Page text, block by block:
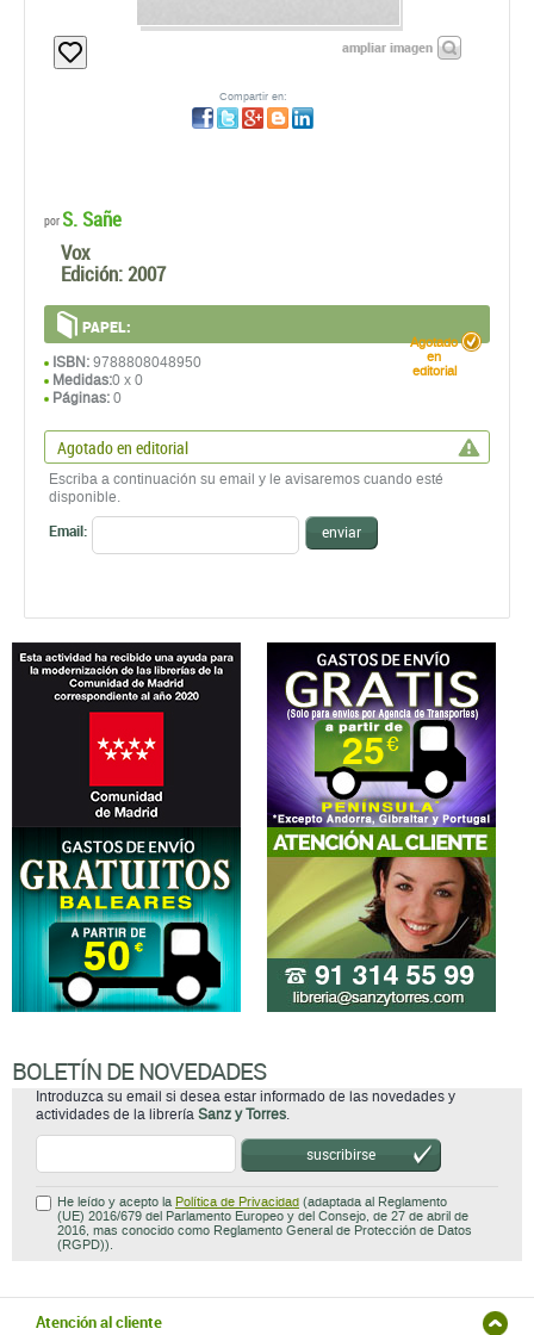
ampliar imagen
Compartir en:
por S. Sañe
Vox
Edición:2007
PAPEL:
ISBN: 9788808048950
Medidas:0 x 0
Páginas: 0
Agotado
en
editorial
Agotado en editorial
Escriba a continuación su email y le avisaremos cuando esté
disponible.
Email: enviar
BOLETÍN DE NOVEDADES
Introduzca su email si desea estar informado de las novedades y
actividades de la librería Sanz y Torres.
suscribirse
He leído y acepto la Política de Privacidad (adaptada al Reglamento
(UE) 2016/679 del Parlamento Europeo y del Consejo, de 27 de abril de
2016, mas conocido como Reglamento General de Protección de Datos
(RGPD)).
Atención al cliente